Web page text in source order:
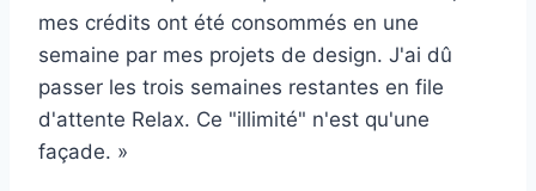
mes crédits ont été consommés en une
semaine par mes projets de design. J'ai dû
passer les trois semaines restantes en file
d'attente Relax. Ce "illimité" n'est qu'une
façade. »